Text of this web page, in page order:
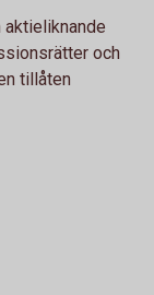
aktieliknande
och
tillåten